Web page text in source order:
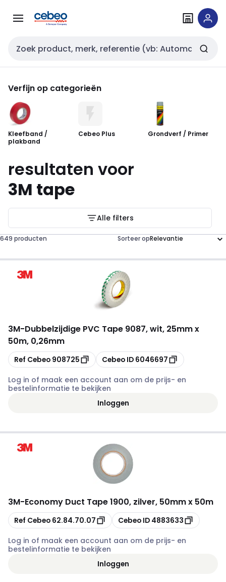
naar
naar
Zoekveld invoer
Verfijn op categorieën
Kleefband /
plakband
Cebeo Plus Grondverf / Primer
resultaten voor
3M tape
Alle filters
649 producten Sorteer op
3M-Dubbelzijdige PVC Tape 9087, wit, 25mm x
50m, 0,26mm
Kopiëren
Ref Cebeo 908725 Kopiëren
Cebeo ID 6046697
Log in of maak een account aan om de prijs- en
bestelinformatie te bekijken
Inloggen
3M-Economy Duct Tape 1900, zilver, 50mm x 50m
Kopiëren
Ref Cebeo 62.84.70.07 Kopiëren
Cebeo ID 4883633
Log in of maak een account aan om de prijs- en
bestelinformatie te bekijken
Inloggen